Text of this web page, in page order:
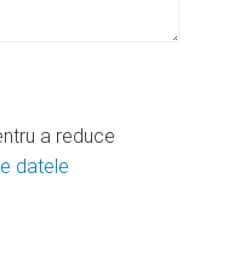
a reduce
datele